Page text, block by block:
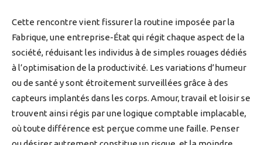
Cette rencontre vient fissurer la routine imposée par la
Fabrique, une entreprise-État qui régit chaque aspect de la
société, réduisant les individus à de simples rouages dédiés
à l’optimisation de la productivité. Les variations d’humeur
ou de santé y sont étroitement surveillées grâce à des
capteurs implantés dans les corps. Amour, travail et loisir se
trouvent ainsi régis par une logique comptable implacable,
où toute différence est perçue comme une faille. Penser